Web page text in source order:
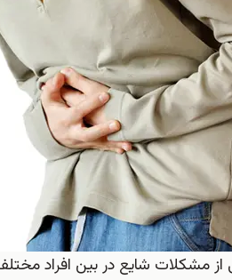
مشکلات شایع در بین افراد